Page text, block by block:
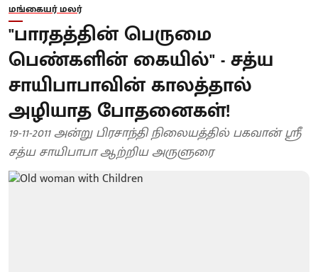
மங்கையர் மலர்
"பாரதத்தின் பெருமை
பெண்களின் கையில்" - சத்ய
சாயிபாபாவின் காலத்தால்
அழியாத போதனைகள்!
19-11-2011 அன்று பிரசாந்தி நிலையத்தில் பகவான் ஶ்ரீ
சத்ய சாயிபாபா ஆற்றிய அருளுரை